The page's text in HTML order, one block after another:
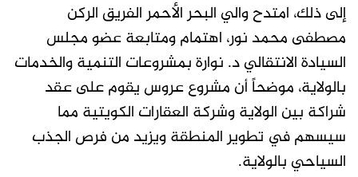
إلى ذلك، امتدح والي البحر الأحمر الفريق الركن
مصطفى محمد نور، اهتمام ومتابعة عضو مجلس
السيادة الانتقالي د. نوارة بمشروعات التنمية والخدمات
بالولاية، موضحاً أن مشروع عروس يقوم على عقد
شراكة بين الولاية وشركة العقارات الكويتية مما
سيسهم في تطوير المنطقة ويزيد من فرص الجذب
السياحي بالولاية.